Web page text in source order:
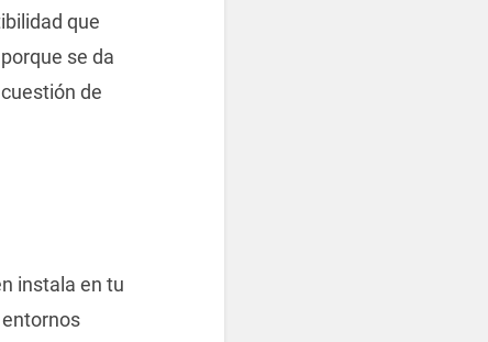
que
se da
de
instala en tu